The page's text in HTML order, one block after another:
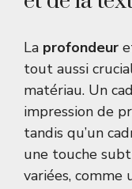
La profondeur
tout aussi
matériau. Un
impression de
tandis qu’un
une touche
variées, comme